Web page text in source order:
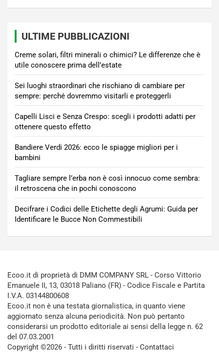
ULTIME PUBBLICAZIONI
Creme solari, filtri minerali o chimici? Le differenze che è
utile conoscere prima dell’estate
Sei luoghi straordinari che rischiano di cambiare per
sempre: perché dovremmo visitarli e proteggerli
Capelli Lisci e Senza Crespo: scegli i prodotti adatti per
ottenere questo effetto
Bandiere Verdi 2026: ecco le spiagge migliori per i
bambini
Tagliare sempre l’erba non è così innocuo come sembra:
il retroscena che in pochi conoscono
Decifrare i Codici delle Etichette degli Agrumi: Guida per
Identificare le Bucce Non Commestibili
Ecoo.it di proprietà di DMM COMPANY SRL - Corso Vittorio
Emanuele II, 13, 03018 Paliano (FR) - Codice Fiscale e Partita
I.V.A. 03144800608
Ecoo.it non è una testata giornalistica, in quanto viene
aggiornato senza alcuna periodicità. Non può pertanto
considerarsi un prodotto editoriale ai sensi della legge n. 62
del 07.03.2001
Copyright ©2026 - Tutti i diritti riservati - Contattaci